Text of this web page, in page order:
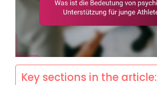
Key sections in the article: